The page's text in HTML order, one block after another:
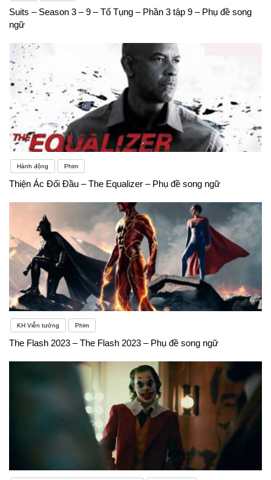
được tiếng Anh, “điếc” tiếng Anh cũng là một khó
khăn mọi người thường gặp. Có nhiều nguyên nhân
dẫn đến việc nghe như “vịt nghe sấm” của người
Việt học tiếng Anh.
Suits – Season 3 – 9 – Tố Tụng – Phần 3 tập 9 – Phụ đề song
ngữ
Hành động Phim
Thiện Ác Đối Đầu – The Equalizer – Phụ đề song ngữ
KH Viễn tưởng Phim
The Flash 2023 – The Flash 2023 – Phụ đề song ngữ